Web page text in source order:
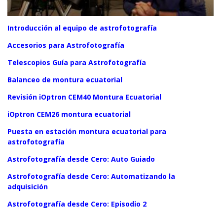
Introducción al equipo de astrofotografía
Accesorios para Astrofotografía
Telescopios Guía para Astrofotografía
Balanceo de montura ecuatorial
Revisión iOptron CEM40 Montura Ecuatorial
iOptron CEM26 montura ecuatorial
Puesta en estación montura ecuatorial para
astrofotografía
Astrofotografía desde Cero: Auto Guiado
Astrofotografía desde Cero: Automatizando la
adquisición
Astrofotografía desde Cero: Episodio 2